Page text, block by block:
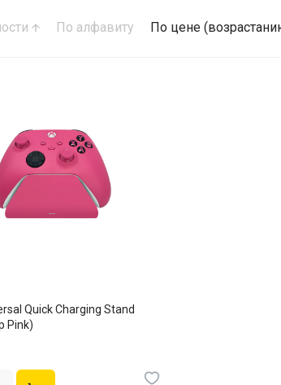
По алфавиту По цене
Quick Charging Stand
Pink)